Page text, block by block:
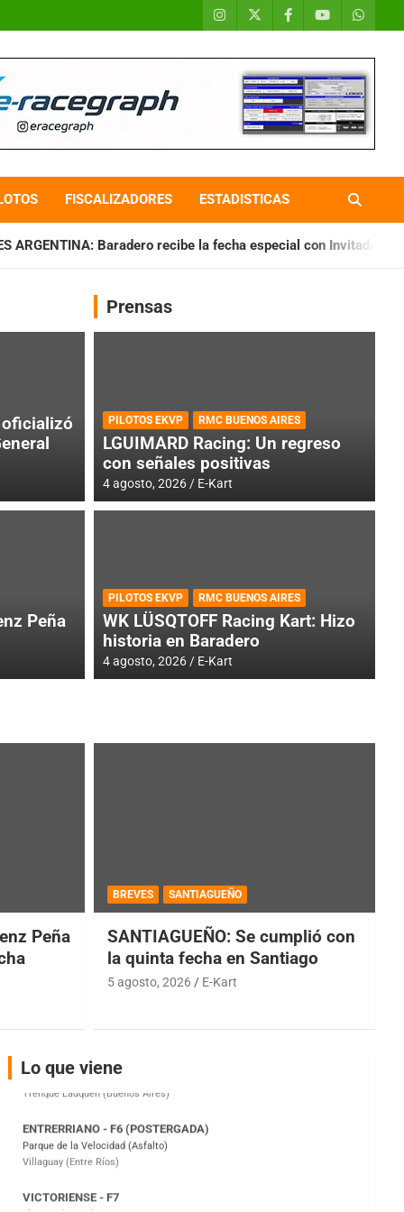
FISCALIZADORES ESTADISTICAS
Baradero recibe la fecha especial con Invitados
Cerró una jornada
Peña
Prensas
PILOTOS EKVP RMC BUENOS AIRES
LGUIMARD Racing: Un regreso
con señales positivas
4 agosto, 2026 E-Kart
PILOTOS EKVP RMC BUENOS AIRES
WK LÜSQTOFF Racing Kart: Hizo
historia en Baradero
4 agosto, 2026 E-Kart
Peña
BREVES SANTIAGUEÑO
SANTIAGUEÑO: Se cumplió con
la quinta fecha en Santiago
5 agosto, 2026 E-Kart
Lo que viene
COBERTURA ESPECIAL DE E-KART.COM.AR
08/09-AGO
IAME SERIES ARGENTINA 6
Ramiro Tot (Asfalto)
Baradero (Buenos Aires)
Parque de la Velocidad (Asfalto)
VICTORIENSE - F7
El Cerro (Tierra)